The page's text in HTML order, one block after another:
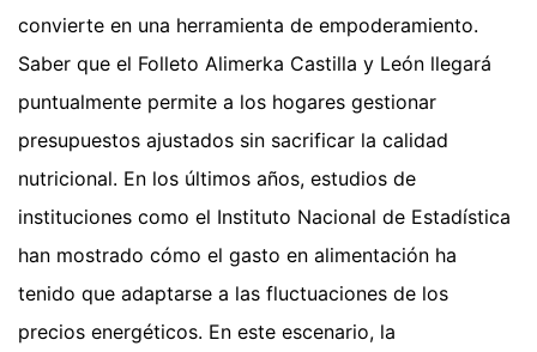
convierte en una herramienta de empoderamiento.
Saber que el Folleto Alimerka Castilla y León llegará
puntualmente permite a los hogares gestionar
presupuestos ajustados sin sacrificar la calidad
nutricional. En los últimos años, estudios de
instituciones como el Instituto Nacional de Estadística
han mostrado cómo el gasto en alimentación ha
tenido que adaptarse a las fluctuaciones de los
precios energéticos. En este escenario, la